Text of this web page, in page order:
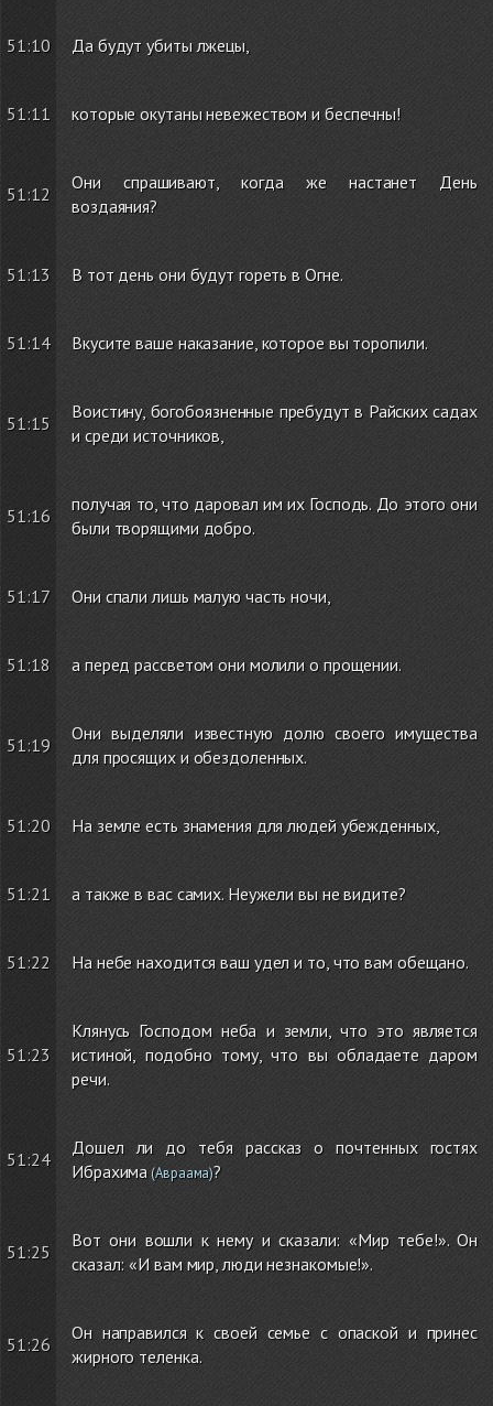
51:10 Да будут убиты лжецы,
51:11 которые окутаны невежеством и беспечны!
51:12
Они спрашивают, когда же настанет День
воздаяния?
51:13 В тот день они будут гореть в Огне.
51:14 Вкусите ваше наказание, которое вы торопили.
51:15
Воистину, богобоязненные пребудут в Райских садах
и среди источников,
51:16
получая то, что даровал им их Господь. До этого они
были творящими добро.
51:17 Они спали лишь малую часть ночи,
51:18 а перед рассветом они молили о прощении.
51:19
Они выделяли известную долю своего имущества
для просящих и обездоленных.
51:20 На земле есть знамения для людей убежденных,
51:21 а также в вас самих. Неужели вы не видите?
51:22 На небе находится ваш удел и то, что вам обещано.
51:23
Клянусь Господом неба и земли, что это является
истиной, подобно тому, что вы обладаете даром
речи.
51:24
Дошел ли до тебя рассказ о почтенных гостях
Ибрахима (Авраама)?
51:25
Вот они вошли к нему и сказали: «Мир тебе!». Он
сказал: «И вам мир, люди незнакомые!».
51:26
Он направился к своей семье с опаской и принес
жирного теленка.